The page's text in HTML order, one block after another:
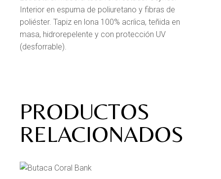
Interior en espuma de poliuretano y fibras de
poliéster. Tapiz en lona 100% acríica, teñida en
masa, hidrorepelente y con protección UV
(desforrable).
PRODUCTOS
RELACIONADOS